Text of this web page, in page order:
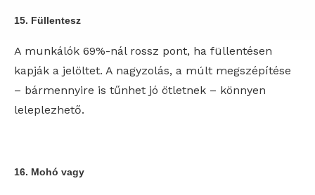
15. Füllentesz
A munkálók 69%-nál rossz pont, ha füllentésen
kapják a jelöltet. A nagyzolás, a múlt megszépítése
– bármennyire is tűnhet jó ötletnek – könnyen
leleplezhető.
16. Mohó vagy